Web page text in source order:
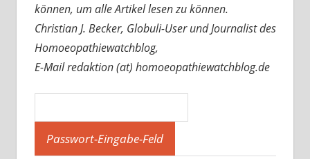
können, um alle Artikel lesen zu können.
Christian J. Becker, Globuli-User und Journalist des
Homoeopathiewatchblog,
E-Mail redaktion (at) homoeopathiewatchblog.de